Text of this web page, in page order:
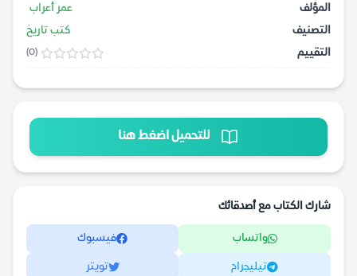
المؤلف
عمر أعراب
التصنيف
كتب تاريخ
التقييم
(0)
للتحميل اضغط هنا
شارك الكتاب مع أصدقائك
واتساب فيسبوك
تيليجرام تويتر